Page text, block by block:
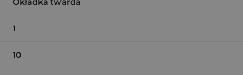
1
10